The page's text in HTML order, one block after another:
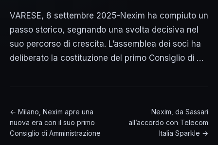
VARESE, 8 settembre 2025-Nexim ha compiuto un
passo storico, segnando una svolta decisiva nel
suo percorso di crescita. L’assemblea dei soci ha
deliberato la costituzione del primo Consiglio di …
← Milano, Nexim apre una
nuova era con il suo primo
Consiglio di Amministrazione
Nexim, da Sassari
all’accordo con Telecom
Italia Sparkle →